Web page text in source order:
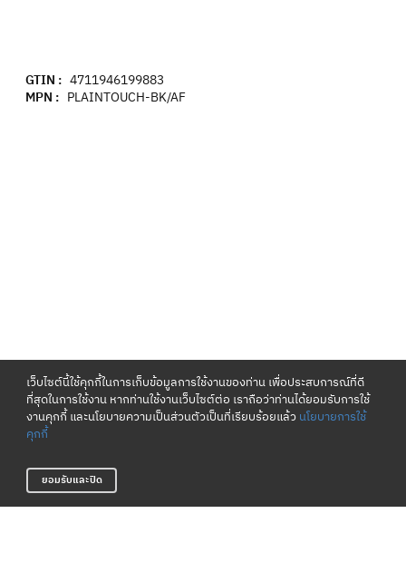
เว็บไซต์นี้ใช้คุกกี้ในการเก็บข้อมูลการใช้งานของท่าน เพื่อประสบการณ์ที่ดี
ที่สุดในการใช้งาน หากท่านใช้งานเว็บไซต์ต่อ เราถือว่าท่านได้ยอมรับการใช้
งานคุกกี้ และนโยบายความเป็นส่วนตัวเป็นที่เรียบร้อยแล้ว นโยบายการใช้
คุกกี้
ยอมรับและปิด
GTIN : 4711946199883
MPN : PLAINTOUCH-BK/AF